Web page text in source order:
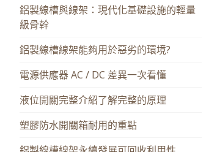
鋁製線槽與線架：現代化基礎設施的輕量
級骨幹
鋁製線槽線架能夠用於惡劣的環境?
電源供應器 AC / DC 差異一次看懂
液位開關完整介紹了解完整的原理
塑膠防水開關箱耐用的重點